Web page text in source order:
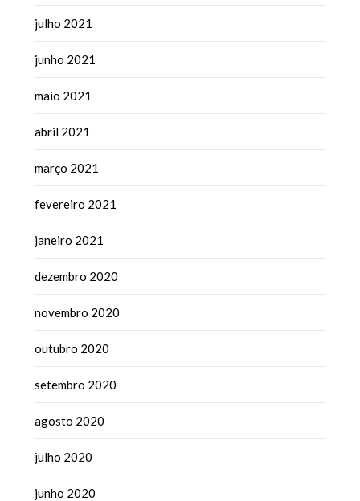
julho 2021
junho 2021
maio 2021
abril 2021
março 2021
fevereiro 2021
janeiro 2021
dezembro 2020
novembro 2020
outubro 2020
setembro 2020
agosto 2020
julho 2020
junho 2020